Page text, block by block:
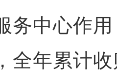
务中心作
全年累计
雅：首届“最美村歌